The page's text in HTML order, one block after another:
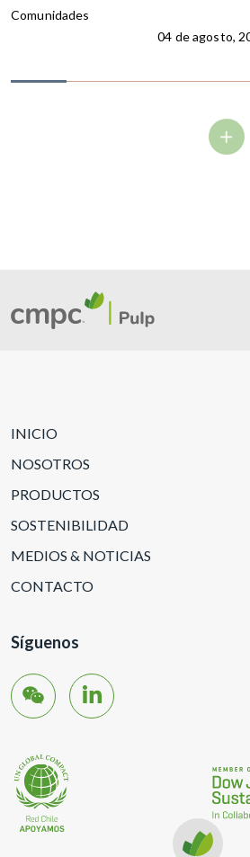
Comunidades
04 de agosto,
INICIO
NOSOTROS
PRODUCTOS
SOSTENIBILIDAD
MEDIOS & NOTICIAS
CONTACTO
Síguenos